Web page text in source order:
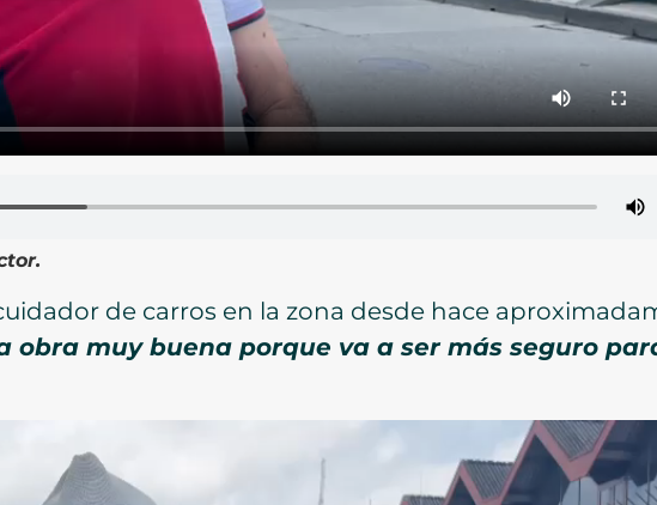
de carros en la zona desde hace
obra muy buena porque va a ser más seguro